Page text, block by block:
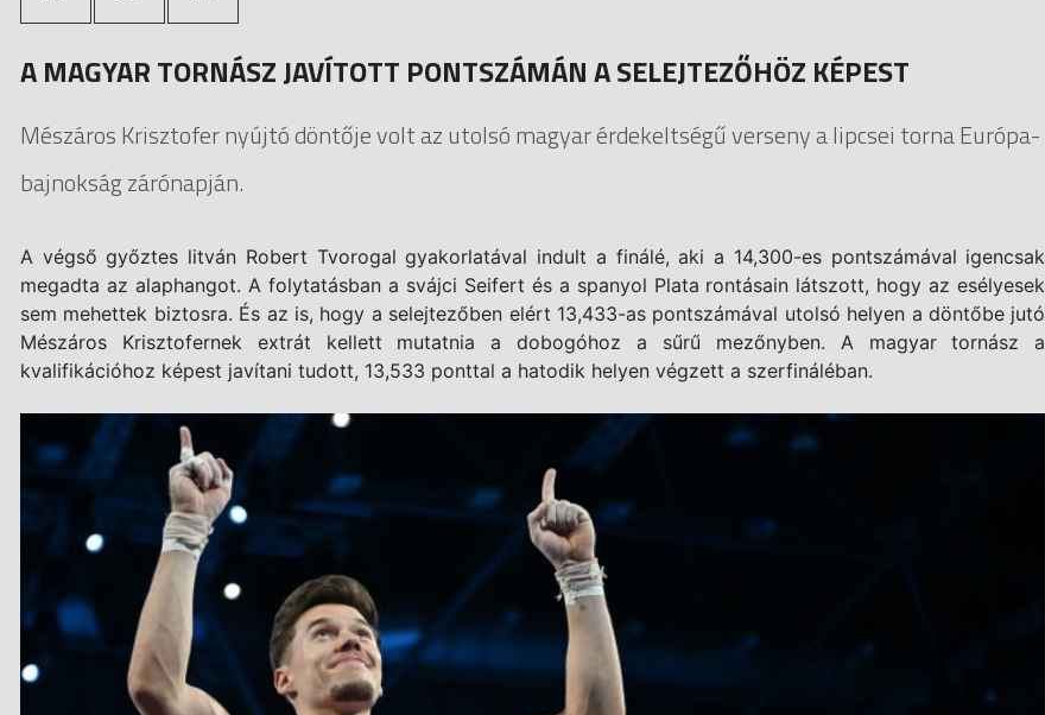
A MAGYAR TORNÁSZ JAVÍTOTT PONTSZÁMÁN A SELEJTEZŐHÖZ KÉPEST
Mészáros Krisztofer nyújtó döntője volt az utolsó magyar érdekeltségű verseny a lipcsei torna Európa-
bajnokság zárónapján.
A végső győztes litván Robert Tvorogal gyakorlatával indult a finálé, aki a 14,300-es pontszámával igencsak
megadta az alaphangot. A folytatásban a svájci Seifert és a spanyol Plata rontásain látszott, hogy az esélyesek
sem mehettek biztosra. És az is, hogy a selejtezőben elért 13,433-as pontszámával utolsó helyen a döntőbe jutó
Mészáros Krisztofernek extrát kellett mutatnia a dobogóhoz a sűrű mezőnyben. A magyar tornász a
kvalifikációhoz képest javítani tudott, 13,533 ponttal a hatodik helyen végzett a szerfináléban.